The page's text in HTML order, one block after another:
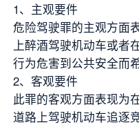
1、主观要件
危险驾驶罪的主观方面
上醉酒驾驶机动车或者
行为危害到公共安全而
2、客观要件
此罪的客观方面表现为
道路上驾驶机动车追逐